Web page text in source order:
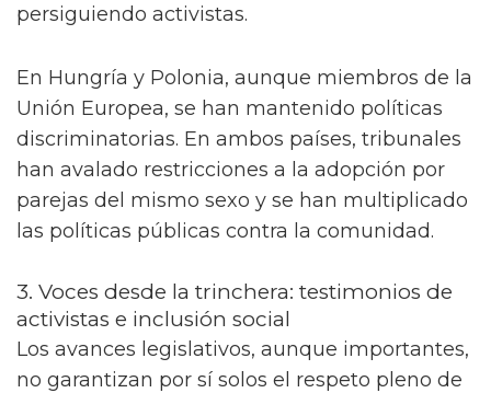
persiguiendo activistas.
En Hungría y Polonia, aunque miembros de la
Unión Europea, se han mantenido políticas
discriminatorias. En ambos países, tribunales
han avalado restricciones a la adopción por
parejas del mismo sexo y se han multiplicado
las políticas públicas contra la comunidad.
3. Voces desde la trinchera: testimonios de
activistas e inclusión social
Los avances legislativos, aunque importantes,
no garantizan por sí solos el respeto pleno de